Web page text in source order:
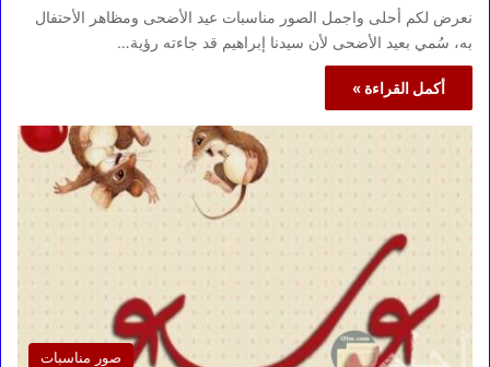
نعرض لكم أحلى واجمل الصور مناسبات عيد الأضحى ومظاهر الأحتفال
به، سُمي بعيد الأضحى لأن سيدنا إبراهيم قد جاءته رؤية…
أكمل القراءة »
صور مناسبات